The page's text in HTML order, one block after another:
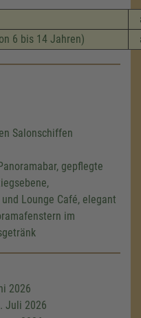
6 bis 14 Jahren)
Salonschiffen
gepflegte
Lounge Café, elegant
im
2026
Juli 2026